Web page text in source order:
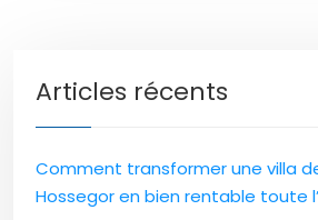
Articles récents
Comment transformer une villa
Hossegor en bien rentable toute